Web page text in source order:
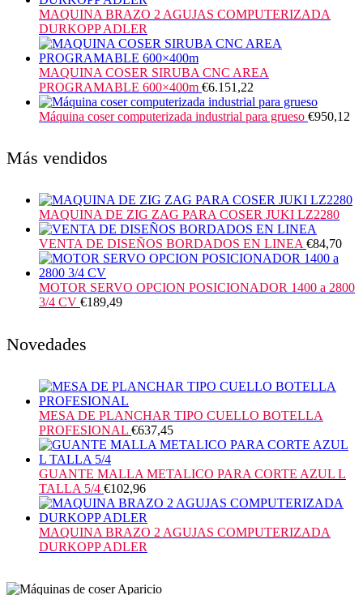
MAQUINA BRAZO 2 AGUJAS COMPUTERIZADA
DURKOPP ADLER
MAQUINA COSER SIRUBA CNC AREA
PROGRAMABLE 600×400m €6.151,22
Máquina coser computerizada industrial para grueso €950,12
Más vendidos
MAQUINA DE ZIG ZAG PARA COSER JUKI LZ2280
VENTA DE DISEÑOS BORDADOS EN LINEA €84,70
MOTOR SERVO OPCION POSICIONADOR 1400 a 2800
3/4 CV €189,49
Novedades
MESA DE PLANCHAR TIPO CUELLO BOTELLA
PROFESIONAL €637,45
GUANTE MALLA METALICO PARA CORTE AZUL L
TALLA 5/4 €102,96
MAQUINA BRAZO 2 AGUJAS COMPUTERIZADA
DURKOPP ADLER